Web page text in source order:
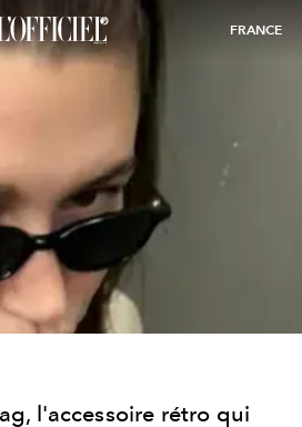
FRANCE
l'accessoire rétro qui